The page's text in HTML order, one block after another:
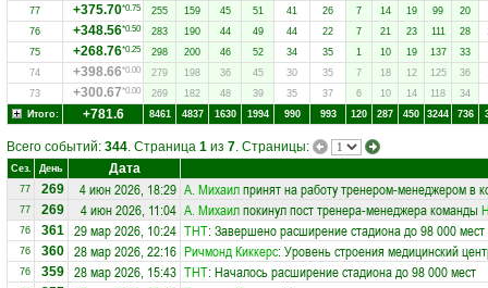
77
+375.70*0.75 255 159 45 51 41 26 7 14 19 99 20
76
+348.56*0.50 283 190 44 49 44 22 7 21 23 111 28
75
+268.76*0.25 298 200 46 52 34 35 1 10 19 137
33
74
+398.66*0.00 279 198 36 45 30 35 7 18 12 125 36
73
+300.67*0.00 269 182 48 39 35 37 6 10 14 118
34
Итого:
+781.6 8461 4837 1630 1994 990 993 120 287 450 3244 736
Всего событий: 344. Страница 1 из 7. Страницы:
Сез. День Дата
77 269 4 июн 2026, 18:29 А. Михаилпринят на работу тренером-менеджером в
77 269 4 июн 2026, 11:04 А. Михаилпокинул пост тренера-менеджера команды
76 361 29 мар 2026, 10:24 ТНТ: Завершено расширение стадиона до 98 000 мест
76 360 28 мар 2026, 22:16 Ричмонд Киккерс: Уровень строения медицинский
76 359 28 мар 2026, 15:43 ТНТ: Началось расширение стадиона до 98 000 мест